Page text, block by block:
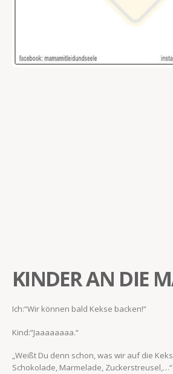
KINDER AN DIE
Ich:“Wir können bald Kekse backen!“
Kind:“Jaaaaaaaa.“
„Weißt Du denn schon, was wir auf die
Schokolade, Marmelade, Zuckerstreusel,…“